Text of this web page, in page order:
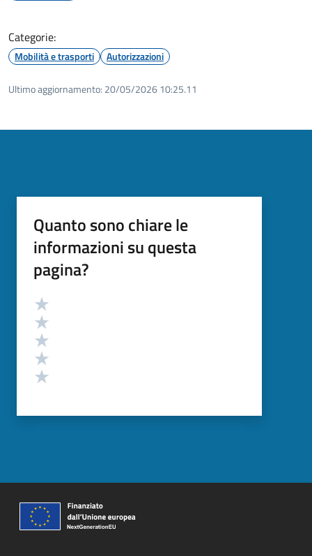
Categorie:
Mobilità e trasporti Autorizzazioni
Ultimo aggiornamento: 20/05/2026 10:25.11
Quanto sono chiare le
informazioni su questa
pagina?
Valutazione